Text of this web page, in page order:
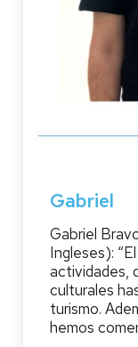
Gabriel
Gabriel
Ingleses):
actividades,
culturales
turismo.
hemos